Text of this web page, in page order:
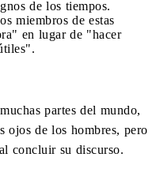
de los tiempos.
miembros de estas
en lugar de "hacer
partes del mundo,
ojos de los hombres, pero
concluir su discurso.